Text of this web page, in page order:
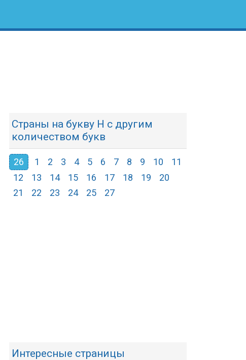
Страны на букву Н с другим
количеством букв
26 1 2 3 4 5 6 7 8 9 10
11
12
13 14 15 16 17 18 19
20
21
22 23 24 25 27
Интересные страницы